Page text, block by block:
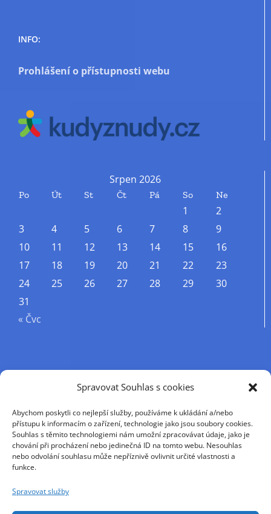
Spravovat Souhlas s cookies
Abychom poskytli co nejlepší služby, používáme k ukládání a/nebo
přístupu k informacím o zařízení, technologie jako jsou soubory cookies.
Souhlas s těmito technologiemi nám umožní zpracovávat údaje, jako je
chování při procházení nebo jedinečná ID na tomto webu. Nesouhlas
nebo odvolání souhlasu může nepříznivě ovlivnit určité vlastnosti a
funkce.
Spravovat služby
INFO:
Prohlášení o přístupnosti webu
Srpen 2026
Po Út St Čt Pá So Ne
1
2
3
4 5 6 7 8
9
10
11 12 13 14 15
16
17
18 19 20 21 22
23
24
25 26 27 28 29
30
31
« Čvc
Příjmení
Křestní jméno
E-mail
Pokračováním přijímáte zásady ochrany osobních